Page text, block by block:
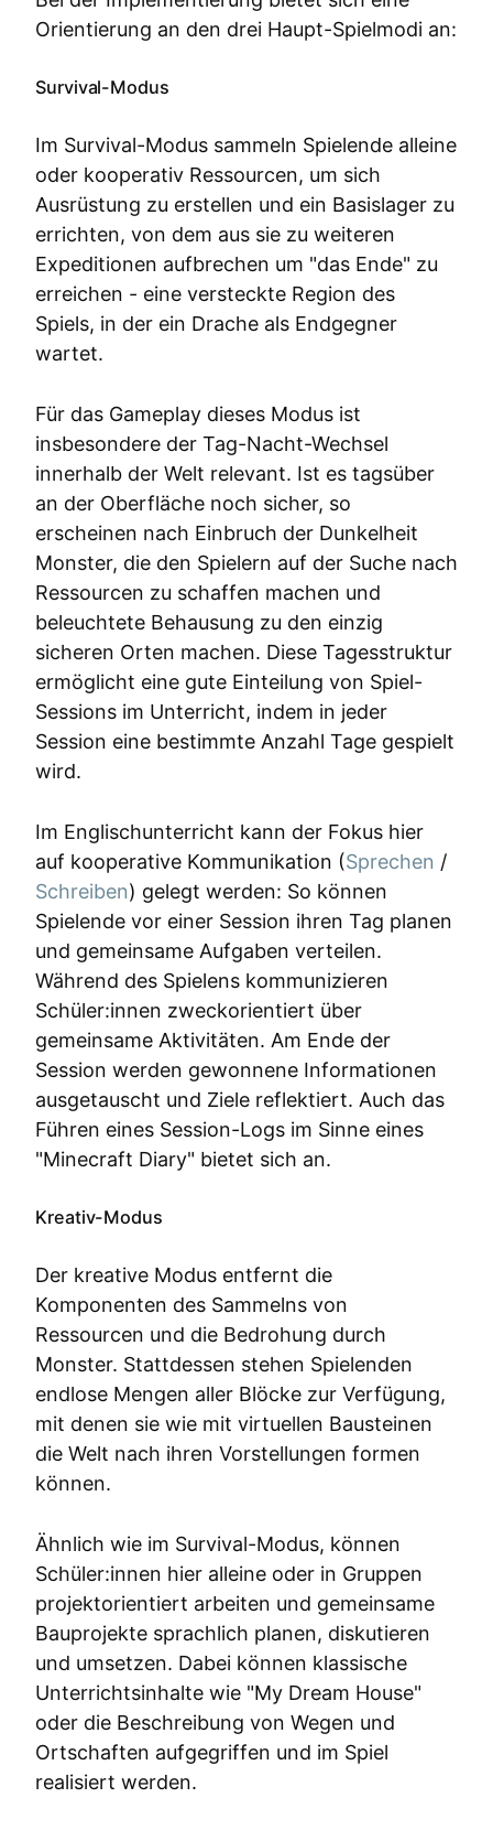
Orientierung an den drei Haupt-Spielmodi an:
Survival-Modus
Im Survival-Modus sammeln Spielende alleine
oder kooperativ Ressourcen, um sich
Ausrüstung zu erstellen und ein Basislager zu
errichten, von dem aus sie zu weiteren
Expeditionen aufbrechen um "das Ende" zu
erreichen - eine versteckte Region des
Spiels, in der ein Drache als Endgegner
wartet.
Für das Gameplay dieses Modus ist
insbesondere der Tag-Nacht-Wechsel
innerhalb der Welt relevant. Ist es tagsüber
an der Oberfläche noch sicher, so
erscheinen nach Einbruch der Dunkelheit
Monster, die den Spielern auf der Suche nach
Ressourcen zu schaffen machen und
beleuchtete Behausung zu den einzig
sicheren Orten machen. Diese Tagesstruktur
ermöglicht eine gute Einteilung von Spiel-
Sessions im Unterricht, indem in jeder
Session eine bestimmte Anzahl Tage gespielt
wird.
Im Englischunterricht kann der Fokus hier
auf kooperative Kommunikation (Sprechen /
Schreiben) gelegt werden: So können
Spielende vor einer Session ihren Tag planen
und gemeinsame Aufgaben verteilen.
Während des Spielens kommunizieren
Schüler:innen zweckorientiert über
gemeinsame Aktivitäten. Am Ende der
Session werden gewonnene Informationen
ausgetauscht und Ziele reflektiert. Auch das
Führen eines Session-Logs im Sinne eines
"Minecraft Diary" bietet sich an.
Kreativ-Modus
Der kreative Modus entfernt die
Komponenten des Sammelns von
Ressourcen und die Bedrohung durch
Monster. Stattdessen stehen Spielenden
endlose Mengen aller Blöcke zur Verfügung,
mit denen sie wie mit virtuellen Bausteinen
die Welt nach ihren Vorstellungen formen
können.
Ähnlich wie im Survival-Modus, können
Schüler:innen hier alleine oder in Gruppen
projektorientiert arbeiten und gemeinsame
Bauprojekte sprachlich planen, diskutieren
und umsetzen. Dabei können klassische
Unterrichtsinhalte wie "My Dream House"
oder die Beschreibung von Wegen und
Ortschaften aufgegriffen und im Spiel
realisiert werden.